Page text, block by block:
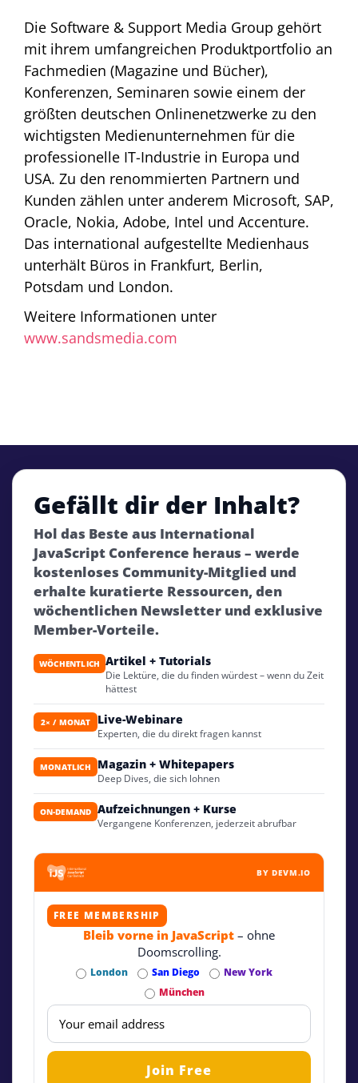
Die Software & Support Media Group gehört
mit ihrem umfangreichen Produktportfolio an
Fachmedien (Magazine und Bücher),
Konferenzen, Seminaren sowie einem der
größten deutschen Onlinenetzwerke zu den
wichtigsten Medienunternehmen für die
professionelle IT-Industrie in Europa und
USA. Zu den renommierten Partnern und
Kunden zählen unter anderem Microsoft, SAP,
Oracle, Nokia, Adobe, Intel und Accenture.
Das international aufgestellte Medienhaus
unterhält Büros in Frankfurt, Berlin,
Potsdam und London.
Weitere Informationen unter
www.sandsmedia.com
Gefällt dir der Inhalt?
Hol das Beste aus International
JavaScript Conference heraus – werde
kostenloses Community-Mitglied und
erhalte kuratierte Ressourcen, den
wöchentlichen Newsletter und exklusive
Member-Vorteile.
WÖCHENTLICH Artikel + Tutorials
Die Lektüre, die du finden würdest – wenn du Zeit
hättest
2× / MONAT Live-Webinare
Experten, die du direkt fragen kannst
MONATLICH Magazin + Whitepapers
Deep Dives, die sich lohnen
ON-DEMAND Aufzeichnungen + Kurse
Vergangene Konferenzen, jederzeit abrufbar
BY DEVM.IO
FREE MEMBERSHIP
Bleib vorne in JavaScript – ohne
Doomscrolling.
London San Diego
New York
München